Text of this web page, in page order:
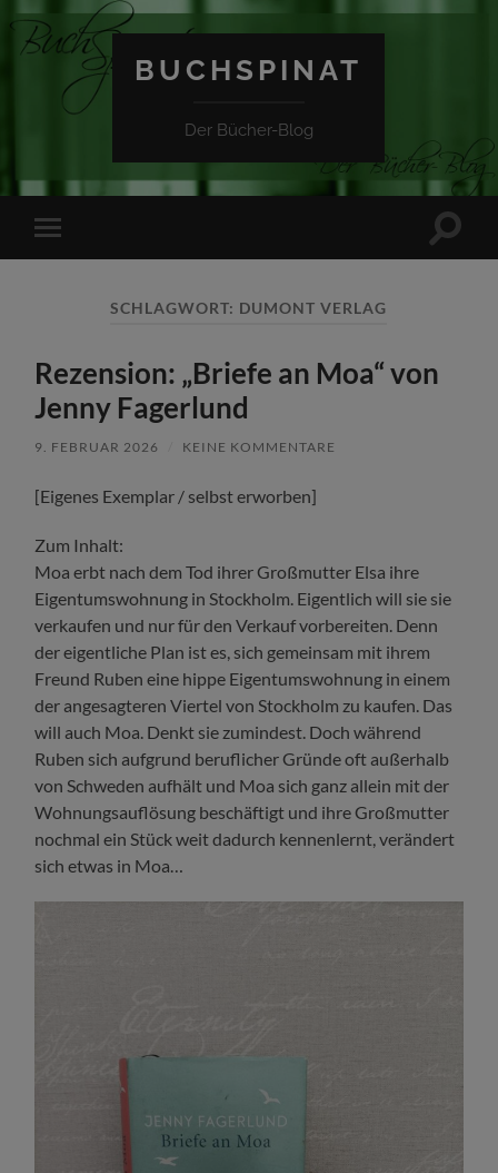
BUCHSPINAT
Der Bücher-Blog
Mobile-
Menü
SCHLAGWORT: DUMONT VERLAG
Rezension: „Briefe an Moa“ von
Jenny Fagerlund
9. FEBRUAR 2026 KEINE KOMMENTARE
[Eigenes Exemplar / selbst erworben]
Zum Inhalt:
Moa erbt nach dem Tod ihrer Großmutter Elsa ihre
Eigentumswohnung in Stockholm. Eigentlich will sie sie
verkaufen und nur für den Verkauf vorbereiten. Denn
der eigentliche Plan ist es, sich gemeinsam mit ihrem
Freund Ruben eine hippe Eigentumswohnung in einem
der angesagteren Viertel von Stockholm zu kaufen. Das
will auch Moa. Denkt sie zumindest. Doch während
Ruben sich aufgrund beruflicher Gründe oft außerhalb
von Schweden aufhält und Moa sich ganz allein mit der
Wohnungsauflösung beschäftigt und ihre Großmutter
nochmal ein Stück weit dadurch kennenlernt, verändert
sich etwas in Moa…